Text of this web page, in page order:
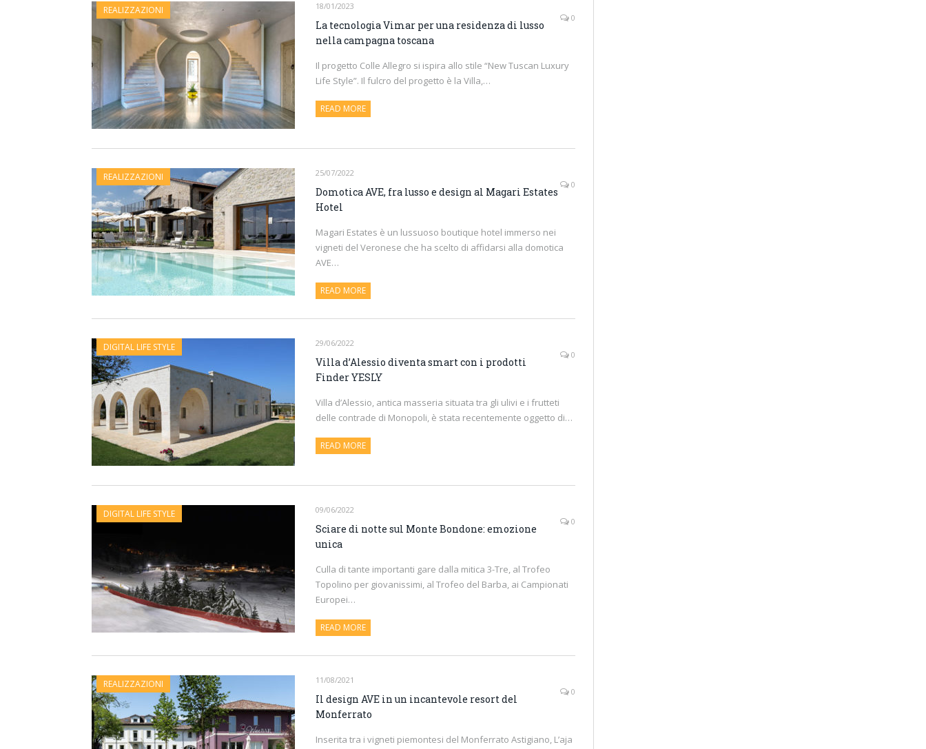
REALIZZAZIONI
18/01/2023
0
La tecnologia Vimar per una residenza di lusso
nella campagna toscana
Il progetto Colle Allegro si ispira allo stile “New Tuscan Luxury
Life Style”. Il fulcro del progetto è la Villa,…
READ MORE
REALIZZAZIONI
25/07/2022
0
Domotica AVE, fra lusso e design al Magari Estates
Hotel
Magari Estates è un lussuoso boutique hotel immerso nei
vigneti del Veronese che ha scelto di affidarsi alla domotica
AVE…
READ MORE
DIGITAL LIFE STYLE
29/06/2022
0
Villa d’Alessio diventa smart con i prodotti
Finder YESLY
Villa d’Alessio, antica masseria situata tra gli ulivi e i frutteti
delle contrade di Monopoli, è stata recentemente oggetto di…
READ MORE
DIGITAL LIFE STYLE
09/06/2022
0
Sciare di notte sul Monte Bondone: emozione
unica
Culla di tante importanti gare dalla mitica 3-Tre, al Trofeo
Topolino per giovanissimi, al Trofeo del Barba, ai Campionati
Europei…
READ MORE
REALIZZAZIONI
11/08/2021
0
Il design AVE in un incantevole resort del
Monferrato
Inserita tra i vigneti piemontesi del Monferrato Astigiano, L’aja